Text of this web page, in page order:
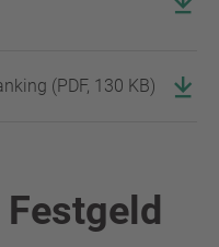
(PDF, 130 KB)